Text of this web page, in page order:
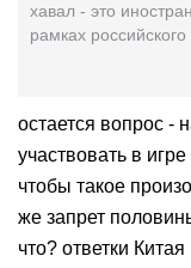
хавал - это
рамках
остается вопрос -
участвовать в
чтобы такое
же запрет
что? ответки Китая